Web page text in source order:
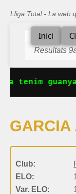
Lliga Total - La web
Inici
Resultats
tenim
GARCIA
Club:
ELO:
Var. ELO: